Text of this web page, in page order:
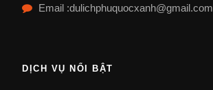
Email :dulichphuquocxanh@gmail.com
DỊCH VỤ NỔI BẬT